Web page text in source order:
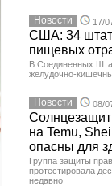
Новости 17/
США: 34
пищевых
В Соединенных
желудочно-
Новости 08/
на Temu,
опасны для
Группа защиты
протестировала
недавно